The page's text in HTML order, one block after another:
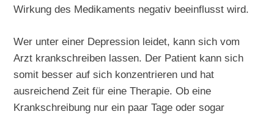
Wirkung des Medikaments negativ beeinflusst wird.
Wer unter einer Depression leidet, kann sich vom
Arzt krankschreiben lassen. Der Patient kann sich
somit besser auf sich konzentrieren und hat
ausreichend Zeit für eine Therapie. Ob eine
Krankschreibung nur ein paar Tage oder sogar